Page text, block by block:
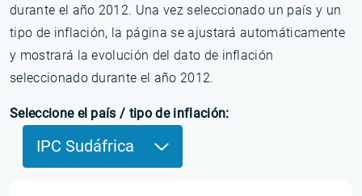
durante el año 2012. Una vez seleccionado un país y un
tipo de inflación, la página se ajustará automáticamente
y mostrará la evolución del dato de inflación
seleccionado durante el año 2012.
Seleccione el país / tipo de inflación:
IPC Sudáfrica